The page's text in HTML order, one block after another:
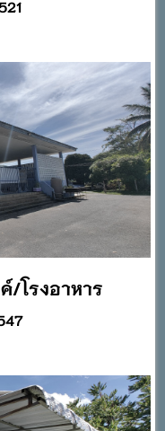
/โรงอาหาร